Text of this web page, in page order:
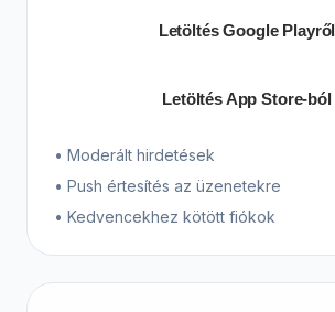
Letöltés Google Playről
Letöltés App Store-ból
• Moderált hirdetések
• Push értesítés az üzenetekre
• Kedvencekhez kötött fiókok